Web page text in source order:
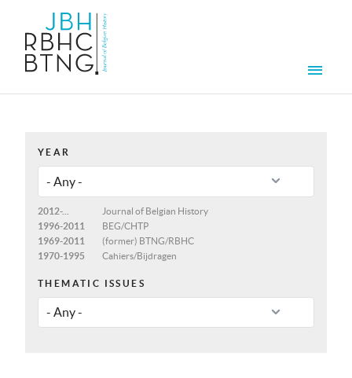
YEAR
2012-...
Journal of Belgian History
1996-2011
BEG/CHTP
1969-2011
(former) BTNG/RBHC
1970-1995
Cahiers/Bijdragen
THEMATIC ISSUES